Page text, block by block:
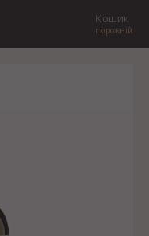
Кошик
порожній